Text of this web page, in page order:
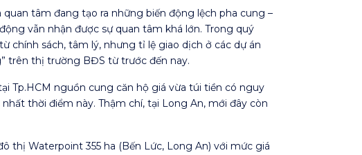
tâm đang tạo ra những biến động lệch pha cung –
vẫn nhận được sự quan tâm khá lớn. Trong quý
chính sách, tâm lý, nhưng tỉ lệ giao dịch ở các dự án
trên thị trường BĐS từ trước đến nay.
Tp.HCM nguồn cung căn hộ giá vừa túi tiền có nguy
thời điểm này. Thậm chí, tại Long An, mới đây còn
thị Waterpoint 355 ha (Bến Lức, Long An) với mức giá